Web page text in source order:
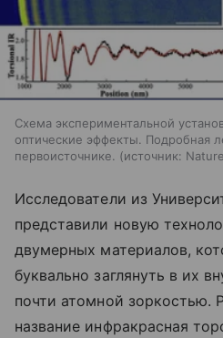
Схема экспериментальной
оптические эффекты. Подробная
первоисточнике.
источник: Nature
Исследователи из
представили новую
двумерных материалов,
буквально заглянуть в их
почти атомной зоркостью.
название инфракрасная